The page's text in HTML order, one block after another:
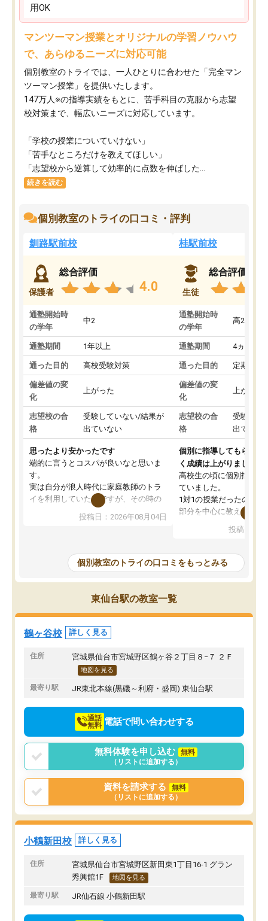
用OK
マンツーマン授業とオリジナルの学習ノウハウ
で、あらゆるニーズに対応可能
個別教室のトライでは、一人ひとりに合わせた「完全マン
ツーマン授業」を提供いたします。​
147万人※の指導実績をもとに、苦手科目の克服から志望
校対策まで、幅広いニーズに対応しています。​
「学校の授業についていけない」​
「苦手なところだけを教えてほしい」​
「志望校から逆算して効率的に点数を伸ばした...
続きを読む
個別教室のトライの口コミ・評判
釧路駅前校
保護者
総合評価
4.0
通塾開始時
の学年
中2
通塾期間 1年以上
通った目的 高校受験対策
偏差値の変
化
上がった
志望校の合
格
受験していない/結果が
出ていない
思ったより安かったです
端的に言うとコスパが良いなと思いま
す。
実は自分が浪人時代に家庭教師のトラ
イを利用していたのですが、その時の
月謝がとても高くトライに良いイメー
ジがありませんでした。
し始めた形です。
しかし、以前とは違い料金がリーズナ
ブルでびっくりしました。
通って1年以上ですが、勉強への取り組
み方が真っすぐに変化（率先して自宅
で復習や予習をする）し成績も向上し
ています。
駅前なので送り迎えが少々負担になっ
ていますが、それを加味しても通って
損はないなと感じています。
投稿日：2026年08月04日
桂駅前校
生徒
総合評価
通塾開始時
の学年
高2
通塾期間 4ヵ月～1
通った目的 定期テス
偏差値の変
化
上がった
志望校の合
格
受験して
出ていな
個別に指導してもらえる
く成績は上がりました。
高校生の頃に個別指導の
ていました。
1対1の授業だったので、
部分を中心に教えてもら
わからないところもそ
もらえたので、勉強への
しずつなくなりました。
その結果成績も上がり、
たのを覚えています。
塾だと思います。
投稿日：
個別教室のトライの口コミをもっとみる
東仙台駅の教室一覧
鶴ヶ谷校 詳しく見る
住所 宮城県仙台市宮城野区鶴ヶ谷２丁目８−７ ２Ｆ
地図を見る
最寄り駅 JR東北本線(黒磯～利府・盛岡) 東仙台駅
通話
無料 電話で問い合わせする
無料体験を申し込む
無料
（リストに追加する）
資料を請求する
無料
（リストに追加する）
小鶴新田校 詳しく見る
住所
宮城県仙台市宮城野区新田東1丁目16-1 グラン
秀興館1F
地図を見る
最寄り駅 JR仙石線 小鶴新田駅